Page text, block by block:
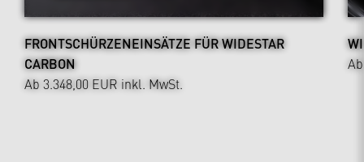
FRONTSCHÜRZENEINSÄTZE FÜR WIDESTAR
CARBON
Ab 3.348,00 EUR inkl. MwSt.